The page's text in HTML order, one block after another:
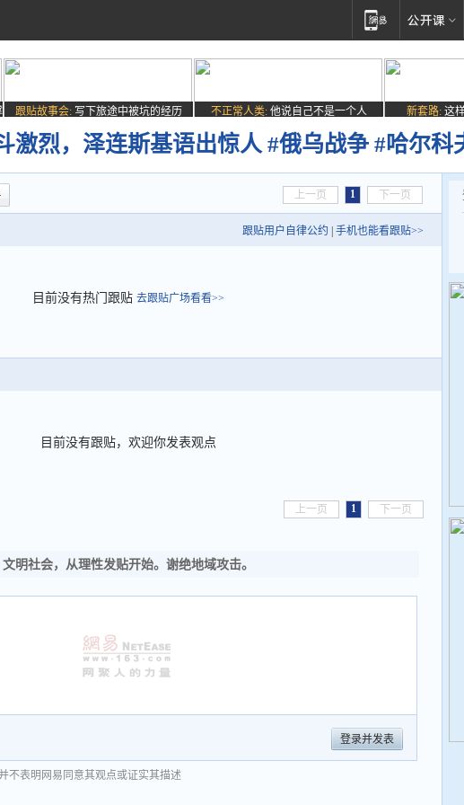
跟贴故事会: 写下旅途中被坑的经历 不正常人类: 他说自己不是一个人 新套路: 这
激烈，泽连斯基语出惊人 #俄乌战争 #哈尔科
上一页 1 下一页
跟贴用户自律公约 手机也能看跟贴>>
目前没有热门跟贴 去跟贴广场看看>>
目前没有跟贴，欢迎你发表观点
上一页 1 下一页
文明社会，从理性发贴开始。谢绝地域攻击。
登录并发表
不表明网易同意其观点或证实其描述